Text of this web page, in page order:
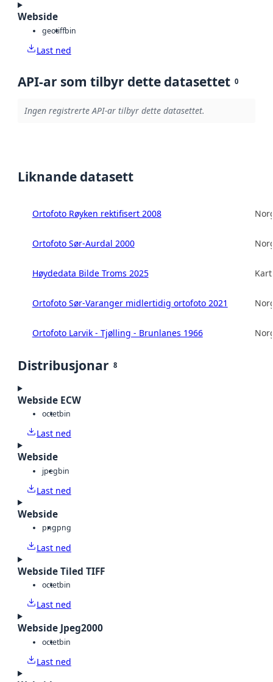
Webside
geotiffbin
Last ned
API-ar som tilbyr dette datasettet 0
Ingen registrerte API-ar tilbyr dette datasettet.
Liknande datasett
Ortofoto Røyken rektifisert 2008
Ortofoto Sør-Aurdal 2000
Høydedata Bilde Troms 2025
Ortofoto Sør-Varanger midlertidig ortofoto 2021
Ortofoto Larvik - Tjølling - Brunlanes 1966
Distribusjonar 8
Webside ECW
octetbin
Last ned
Webside
jpegbin
Last ned
Webside
pngpng
Last ned
Webside Tiled TIFF
octetbin
Last ned
Webside Jpeg2000
octetbin
Last ned